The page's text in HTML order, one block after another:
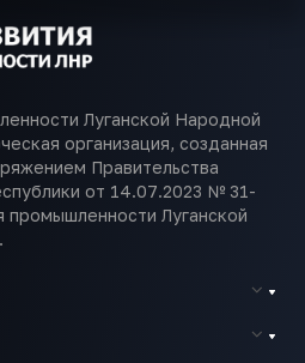
Луганской Народной
организация, созданная
Правительства
от 14.07.2023 № 31-
Луганской